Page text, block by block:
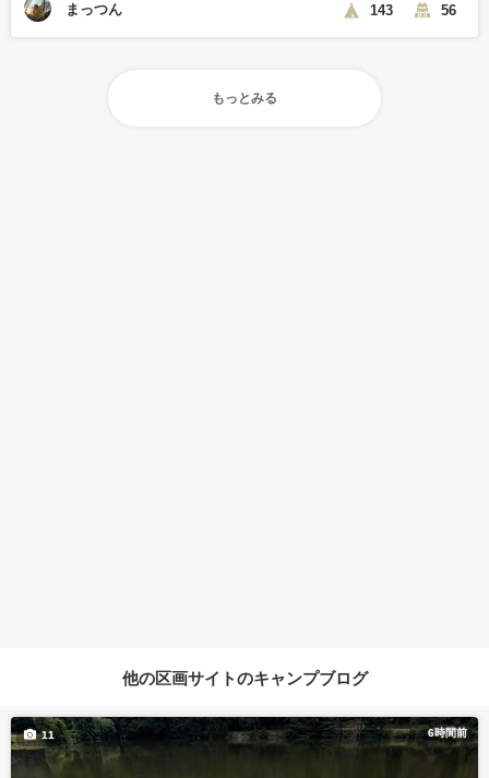
まっつん 143 56
もっとみる
他の区画サイトのキャンプブログ
6時間前
11